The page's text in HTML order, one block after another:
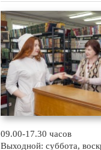
09.00-17.30 часов
Выходной: суббота,